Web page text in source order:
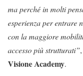
ma perché in molti
esperienza per entrare
con la maggiore
accesso più strutturati”
Visione Academy.